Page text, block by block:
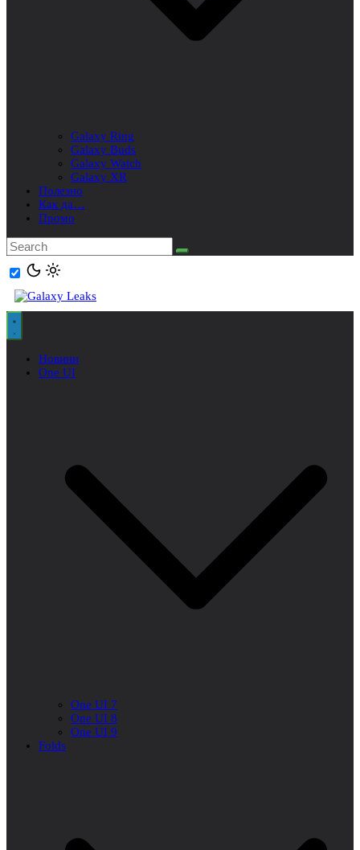
Galaxy Ring
Galaxy Buds
Galaxy Watch
Galaxy XR
Полезно
Как да…
Промо
Новини
One UI
One UI 7
One UI 8
One UI 9
Folds